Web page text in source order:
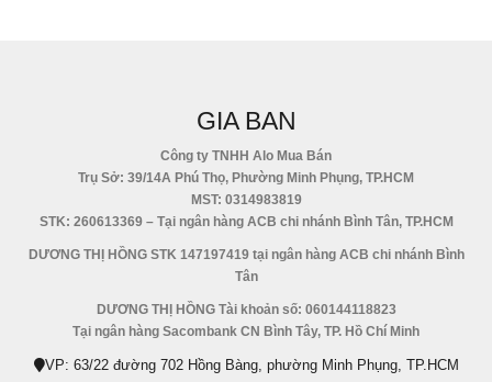
GIA BAN
Công ty TNHH Alo Mua Bán
Trụ Sở: 39/14A Phú Thọ, Phường Minh Phụng, TP.HCM
MST: 0314983819
STK: 260613369 – Tại ngân hàng ACB chi nhánh Bình Tân, TP.HCM
DƯƠNG THỊ HỒNG STK 147197419 tại ngân hàng ACB chi nhánh Bình
Tân
DƯƠNG THỊ HỒNG Tài khoản số: 060144118823
Tại ngân hàng Sacombank CN Bình Tây, TP. Hồ Chí Minh
VP: 63/22 đường 702 Hồng Bàng, phường Minh Phụng, TP.HCM